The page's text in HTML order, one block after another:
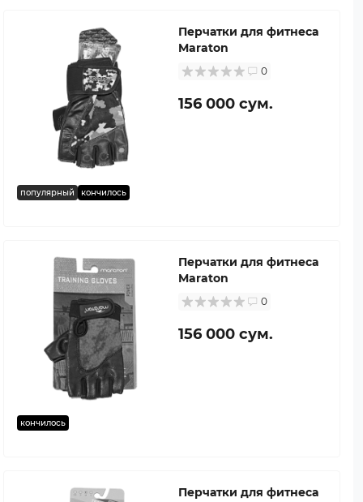
популярный кончилось
Перчатки для фитнеса
Maraton
0
156 000 сум.
кончилось
Перчатки для фитнеса
Maraton
0
156 000 сум.
Перчатки для фитнеса